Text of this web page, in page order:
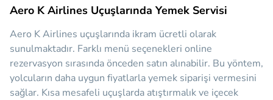
Aero K Airlines Uçuşlarında Yemek Servisi
Aero K Airlines uçuşlarında ikram ücretli olarak
sunulmaktadır. Farklı menü seçenekleri online
rezervasyon sırasında önceden satın alınabilir. Bu yöntem,
yolcuların daha uygun fiyatlarla yemek siparişi vermesini
sağlar. Kısa mesafeli uçuşlarda atıştırmalık ve içecek